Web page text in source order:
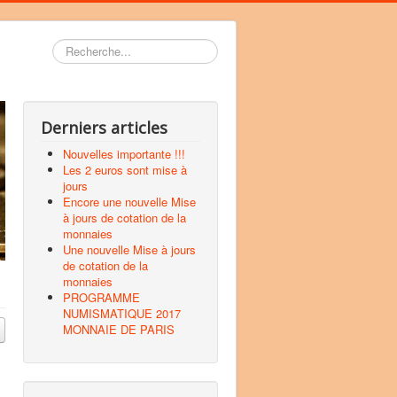
Rechercher
Derniers articles
Nouvelles importante !!!
Les 2 euros sont mise à
jours
Encore une nouvelle Mise
à jours de cotation de la
monnaies
Une nouvelle Mise à jours
de cotation de la
monnaies
PROGRAMME
NUMISMATIQUE 2017
MONNAIE DE PARIS